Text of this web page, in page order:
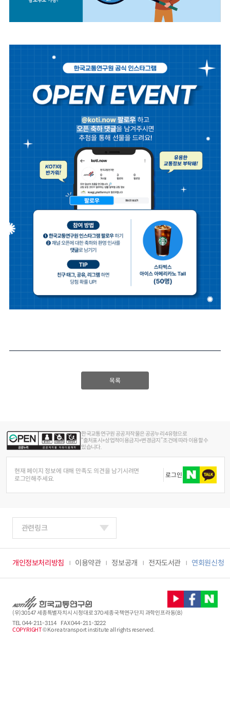
목록
한국교통연구원 공공저작물은 공공누리 4유형으로
“출처표시+상업적이용금지+변경금지” 조건에 따라 이용할 수
있습니다.
현재 페이지 정보에 대해 만족도 의견을 남기시려면
로그인해주세요.
로그인
개인정보처리방침 이용약관 정보공개 전자도서관 연회원신청
관련링크
(우)30147 세종특별자치시 시청대로 370 세종국책연구단지 과학인프라동(B)
TEL044-211-3114
FAX 044-211-3222
COPYRIGHT© Korea transport institute all rights reserved.